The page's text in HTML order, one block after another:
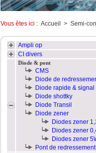
Vous êtes ici : Accueil > Semi-
Ampli op
CI divers
Diode & pont
CMS
Diode de
Diode rapide & signal
Diode shottky
Diode Transil
Diode zener
Diodes zener
Diodes zener
Diodes zener
Pont de redressement